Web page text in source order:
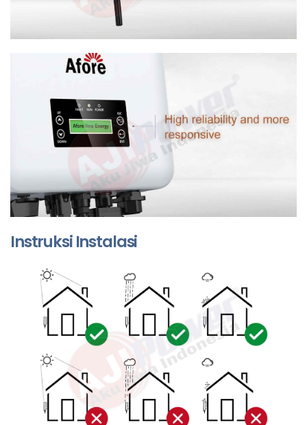
Instruksi Instalasi